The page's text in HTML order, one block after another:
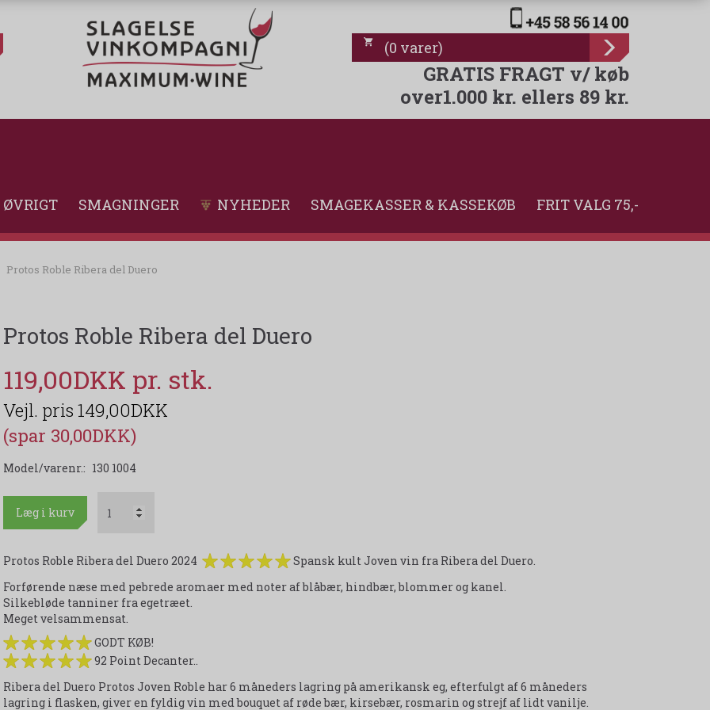
(0 varer)
GRATIS FRAGT v/ køb
over1.000 kr. ellers 89 kr.
ØVRIGT SMAGNINGER NYHEDER SMAGEKASSER & KASSEKØB FRIT VALG 75,-
Protos Roble Ribera del Duero
Protos Roble Ribera del Duero
119,00DKK
149,00DKK
(spar 30,00DKK)
Model/varenr.: 130 1004
Læg i kurv
Protos Roble Ribera del Duero 2024
Spansk kult Joven vin fra Ribera del Duero.
Forførende næse med pebrede aromaer med noter af blåbær, hindbær, blommer og kanel.
Silkebløde tanniner fra egetræet.
Meget velsammensat.
GODT KØB!
92 Point Decanter..
Ribera del Duero Protos Joven Roble har 6 måneders lagring på amerikansk eg, efterfulgt af 6 måneders
lagring i flasken, giver en fyldig vin med bouquet af røde bær, kirsebær, rosmarin og strejf af lidt vanilje.